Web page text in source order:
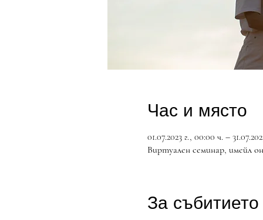
Час и място
01.07.2023 г., 00:00 ч. –
Виртуален семинар, имейл
За събитието